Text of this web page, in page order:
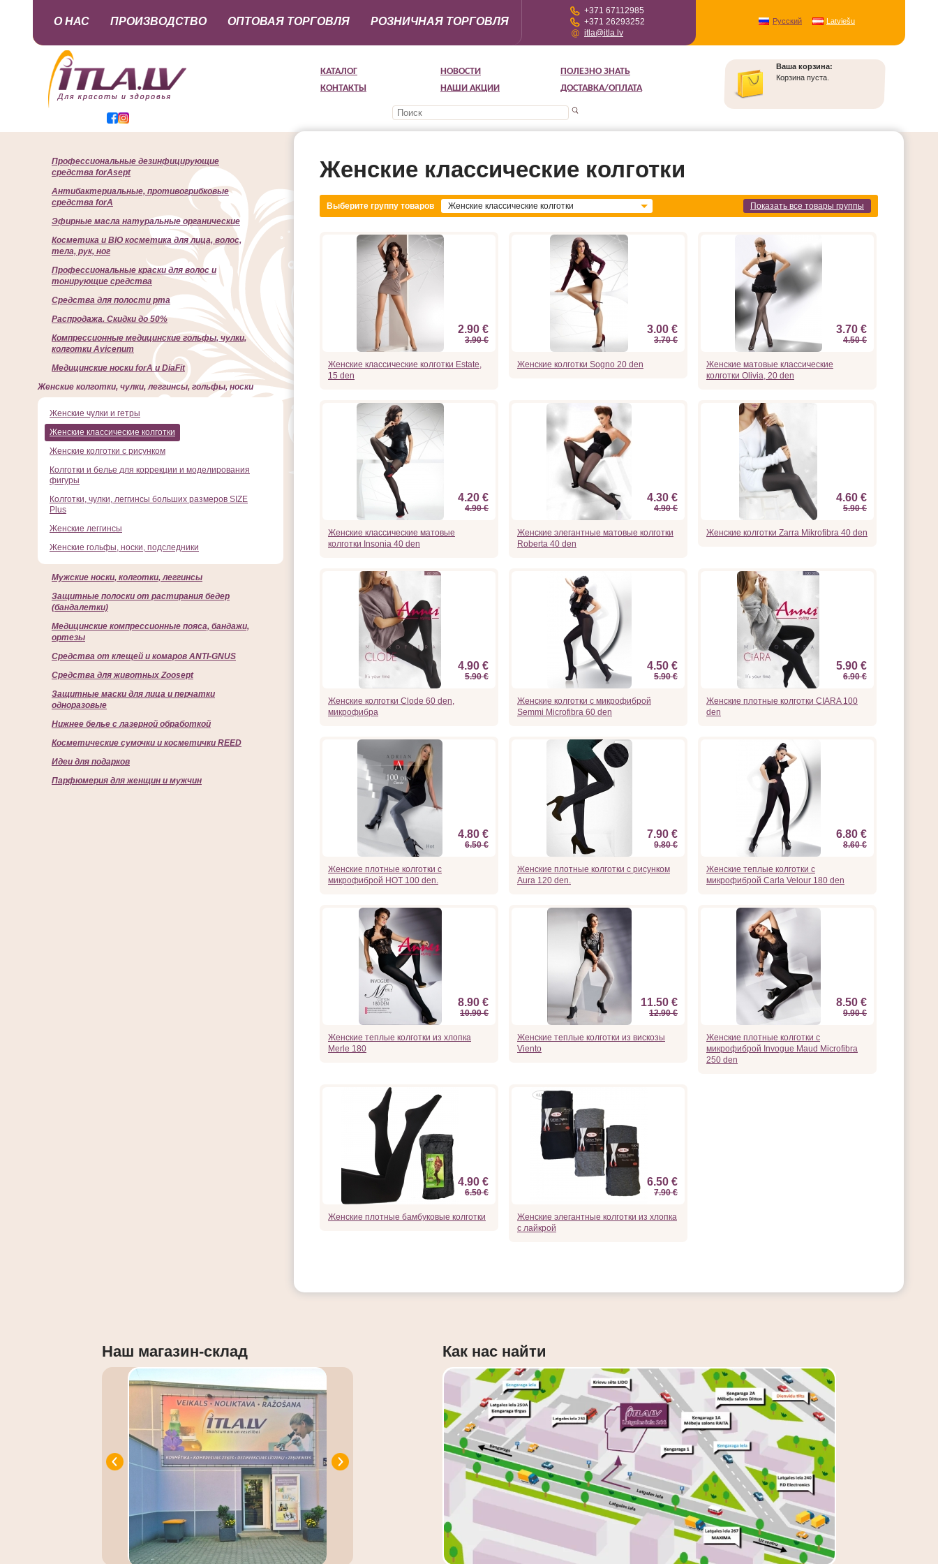
КАТАЛОГ НОВОСТИ
ПОЛЕЗНО ЗНАТЬ
КОНТАКТЫ
НАШИ АКЦИИ ДОСТАВКА/ОПЛАТА
Ваша корзина:
Корзина пуста.
О НАС ПРОИЗВОДСТВО ОПТОВАЯ ТОРГОВЛЯ РОЗНИЧНАЯ ТОРГОВЛЯ
+371 67112985
+371 26293252
itla@itla.lv
Русский Latviešu
Женские классические колготки
Показать все товары группы
Выберите группу товаров Женские классические колготки
2.90 €
3.90 €
Женские классические колготки Estate,
15 den
3.00 €
3.70 €
Женские колготки Sogno 20 den
3.70 €
4.50 €
Женские матовые классические
колготки Olivia, 20 den
4.20 €
4.90 €
Женские классические матовые
колготки Insonia 40 den
4.30 €
4.90 €
Женские элегантные матовые колготки
Roberta 40 den
4.60 €
5.90 €
Женские колготки Zarra Mikrofibra 40 den
4.90 €
5.90 €
Женские колготки Clode 60 den,
микрофибра
4.50 €
5.90 €
Женские колготки с микрофиброй
Semmi Microfibra 60 den
5.90 €
6.90 €
Женские плотные колготки CIARA 100
den
4.80 €
6.50 €
Женские плотные колготки с
микрофиброй HOT 100 den.
7.90 €
9.80 €
Женские плотные колготки с рисунком
Aura 120 den.
6.80 €
8.60 €
Женские теплые колготки с
микрофиброй Carla Velour 180 den
8.90 €
10.90 €
Женские теплые колготки из хлопка
Merle 180
11.50 €
12.90 €
Женские теплые колготки из вискозы
Viento
8.50 €
9.90 €
Женские плотные колготки с
микрофиброй Invogue Maud Microfibra
250 den
4.90 €
6.50 €
Женские плотные бамбуковые колготки
6.50 €
7.90 €
Женские элегантные колготки из хлопка
с лайкрой
Профессиональные дезинфицирующие
средства forAsept
Антибактериальные, противогрибковые
средства forA
Эфирные масла натуральные органические
Косметика и BIO косметика для лица, волос,
тела, рук, ног
Профессиональные краски для волос и
тонирующие средства
Cредства для полости рта
Распродажа. Скидки до 50%
Компрессионные медицинские гольфы, чулки,
колготки Avicenum
Медицинские носки forA и DiaFit
Женские колготки, чулки, леггинсы, гольфы, носки
Женские чулки и гетры
Женские классические колготки
Женские колготки с рисунком
Колготки и белье для коррекции и моделирования
фигуры
Колготки, чулки, леггинсы больших размеров SIZE
Plus
Женские леггинсы
Женские гольфы, носки, подследники
Мужские носки, колготки, леггинсы
Защитные полоски от растирания бедер
(бандалетки)
Медицинские компрессионные пояса, бандажи,
ортезы
Средства от клещей и комаров ANTI-GNUS
Средства для животных Zoosept
Защитные маски для лица и перчатки
одноразовые
Нижнее белье с лазерной обработкой
Косметические сумочки и косметички REED
Идеи для подарков
Парфюмерия для женщин и мужчин
Наш магазин-склад Как нас найти